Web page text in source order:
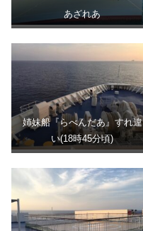
あざれあ
姉妹船『らべんだあ』すれ違
い(18時45分頃)